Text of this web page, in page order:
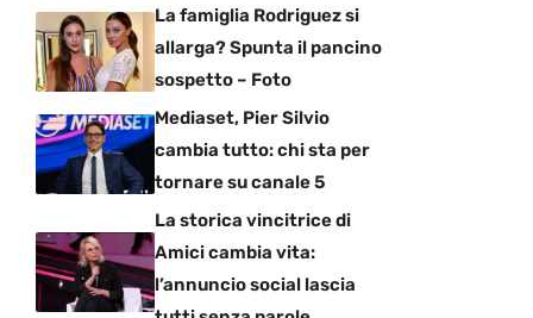
La famiglia Rodriguez si
allarga? Spunta il pancino
sospetto – Foto
Mediaset, Pier Silvio
cambia tutto: chi sta per
tornare su canale 5
La storica vincitrice di
Amici cambia vita:
l’annuncio social lascia